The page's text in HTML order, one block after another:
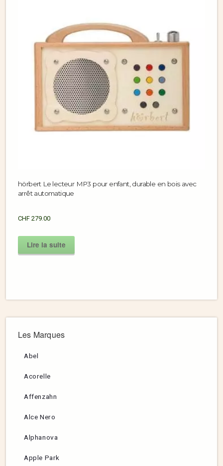
hörbert Le lecteur MP3 pour enfant, durable en bois avec
arrêt automatique
CHF 279.00
Lire la suite
Les Marques
Abel
Acorelle
Affenzahn
Alce Nero
Alphanova
Apple Park